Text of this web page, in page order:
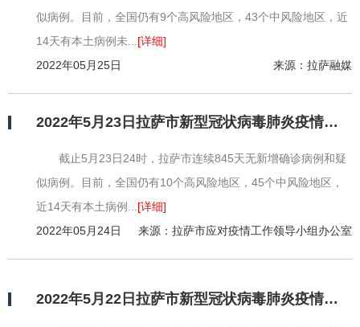
似病例。目前，全国仍有9个高风险地区，43个中风险地区，近
14天有本土病例未... [详细]
2022年05月25日
来源：拉萨融媒
2022年5月23日拉萨市新型冠状病毒肺炎疫情情况
截止5月23日24时，拉萨市连续845天无新增确诊病例和疑
似病例。目前，全国仍有10个高风险地区，45个中风险地区，
近14天有本土病例... [详细]
2022年05月24日
来源：拉萨市应对疫情工作领导小组办公室
2022年5月22日拉萨市新型冠状病毒肺炎疫情情况